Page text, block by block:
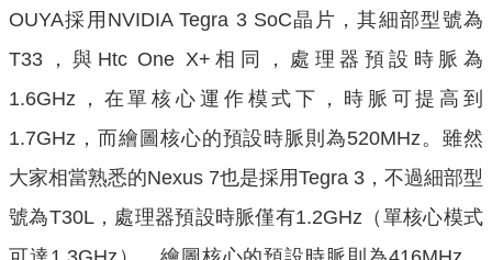
OUYA採用NVIDIA Tegra 3 SoC晶片，其細部型號為
T33，與Htc One X+相同，處理器預設時脈為
1.6GHz，在單核心運作模式下，時脈可提高到
1.7GHz，而繪圖核心的預設時脈則為520MHz。雖然
大家相當熟悉的Nexus 7也是採用Tegra 3，不過細部型
號為T30L，處理器預設時脈僅有1.2GHz（單核心模式